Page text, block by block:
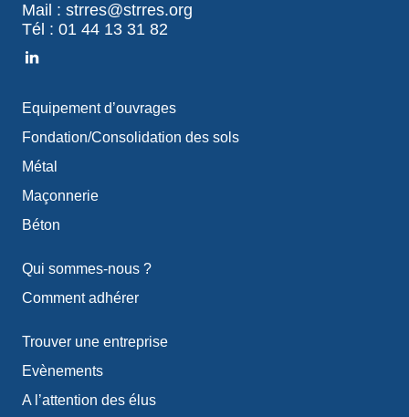
Mail : strres@strres.org
Tél : 01 44 13 31 82
Equipement d’ouvrages
Fondation/Consolidation des sols
Métal
Maçonnerie
Béton
Qui sommes-nous ?
Comment adhérer
Trouver une entreprise
Evènements
A l’attention des élus